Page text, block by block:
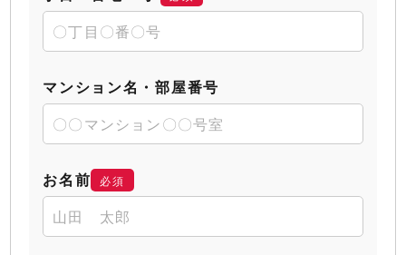
マンション名・部屋番号
お名前 必須